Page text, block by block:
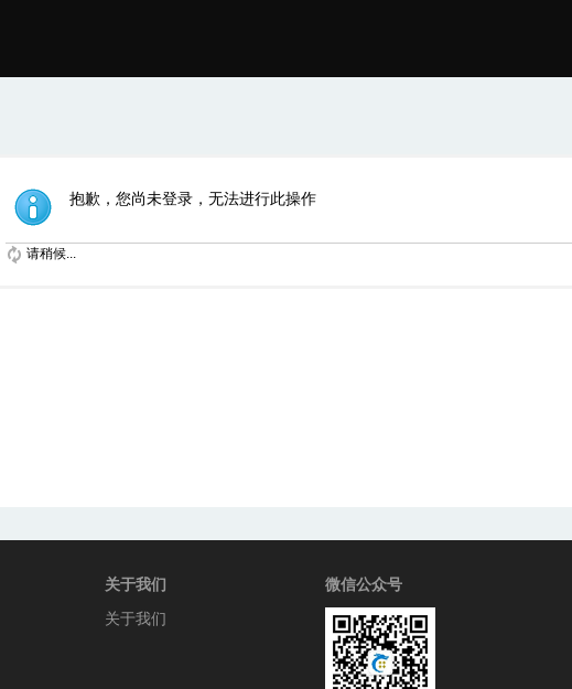
抱歉，您尚未登录，无法进行此操作
请稍候...
关于我们
关于我们
微信公众号